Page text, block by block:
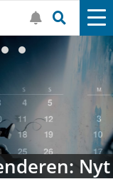
i august